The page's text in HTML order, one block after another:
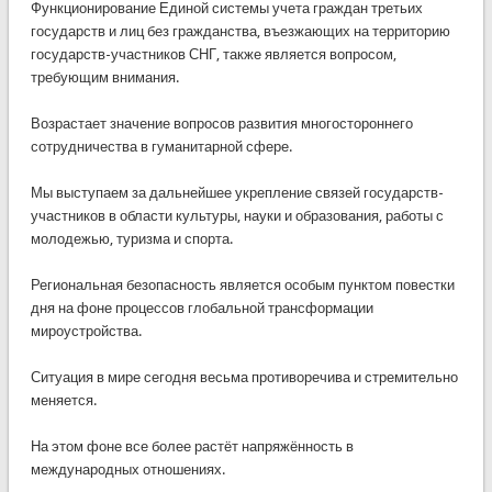
Функционирование Единой системы учета граждан третьих
государств и лиц без гражданства, въезжающих на территорию
государств-участников СНГ, также является вопросом,
требующим внимания.
Возрастает значение вопросов развития многостороннего
сотрудничества в гуманитарной сфере.
Мы выступаем за дальнейшее укрепление связей государств-
участников в области культуры, науки и образования, работы с
молодежью, туризма и спорта.
Региональная безопасность является особым пунктом повестки
дня на фоне процессов глобальной трансформации
мироустройства.
Ситуация в мире сегодня весьма противоречива и стремительно
меняется.
На этом фоне все более растёт напряжённость в
международных отношениях.